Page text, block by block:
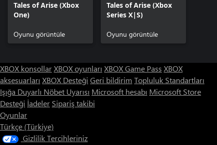
Tales of Arise (Xbox
One)
Oyunu görüntüle
Tales of Arise (Xbox
Series X|S)
Oyunu görüntüle
XBOX konsollarXBOX oyunları XBOX Game Pass XBOX
aksesuarları XBOX Desteği Geri bildirim Topluluk Standartları
Işığa Duyarlı Nöbet Uyarısı Microsoft hesabı Microsoft Store
Desteği İadeler Sipariş takibi
Oyunlar
Türkçe (Türkiye)
Gizlilik Tercihleriniz